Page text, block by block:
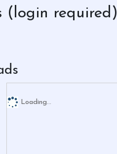
(login required)
Loading...